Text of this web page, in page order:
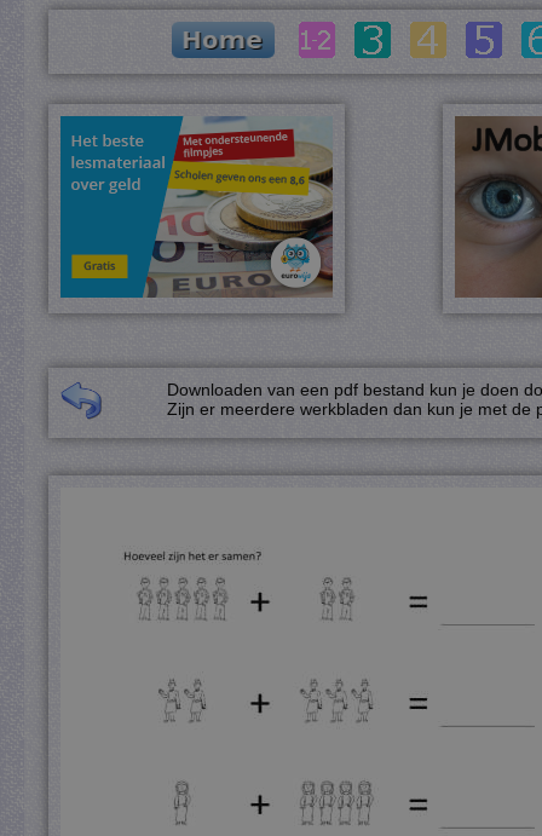
Downloaden van een pdf bestand kun je doen
Zijn er meerdere werkbladen dan kun je met de